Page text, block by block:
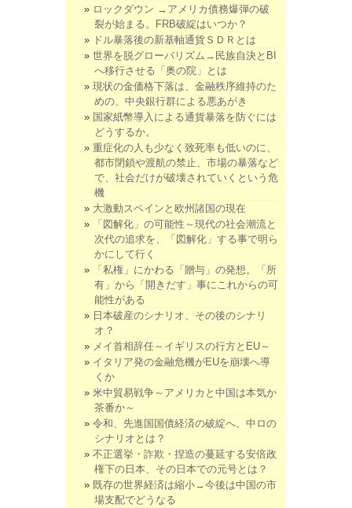
ロックダウン →アメリカ債務爆弾の破
裂が始まる。FRB破綻はいつか？
ドル暴落後の新基軸通貨ＳＤＲとは
世界を脱グローバリズム→民族自決とBI
へ移行させる「奥の院」とは
現状の金価格下落は、金融秩序維持のた
めの、中央銀行群による悪あがき
国家紙幣導入による通貨暴落を防ぐには
どうするか。
重症化の人も少なく致死率も低いのに、
都市閉鎖や渡航の禁止、市場の暴落など
で、社会だけが破壊されていくという危
機
大激動スペインと欧州諸国の現在
「図解化」の可能性～現代の社会潮流と
次代の追求を、「図解化」する事で明ら
かにして行く
「私権」にかわる「贈与」の発想。「所
有」から「開きだす」事にこれからの可
能性がある
日本破産のシナリオ、その後のシナリ
オ？
メイ首相辞任～イギリスの行方とEU～
イタリア発の金融危機がEUを崩壊へ導
くか
米中貿易戦争～アメリカと中国は本気か
茶番か～
令和、先進国国債経済の破綻へ、中ロの
シナリオとは？
不正選挙・詐欺・捏造の蔓延する安倍政
権下の日本、その日本での元号とは？
既存の世界経済は縮小→今後は中国の市
場支配でどうなる